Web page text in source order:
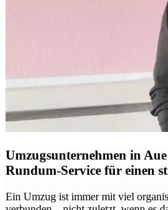
Umzugsunternehmen in
Rundum-Service für einen
Ein Umzug ist immer mit viel